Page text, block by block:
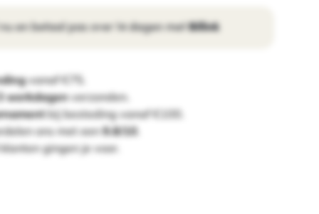
nu en betaal pas over 14 dagen met Billink
vanaf €75.
werkdagenverzonden.
bij besteding vanaf €100.
ons met een9.8/10
gingen je voor.